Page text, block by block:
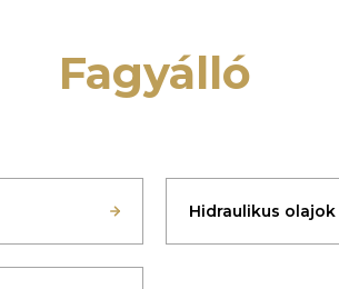
Fagyálló
Hidraulikus olajok